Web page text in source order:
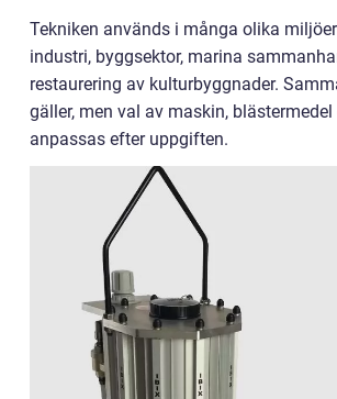
Tekniken används i många olika
industri, byggsektor, marina
restaurering av kulturbyggnader.
gäller, men val av maskin,
anpassas efter uppgiften.